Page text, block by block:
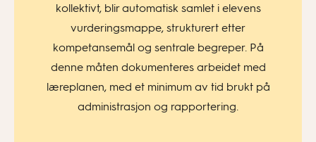
kollektivt, blir automatisk samlet i elevens
vurderingsmappe, strukturert etter
kompetansemål og sentrale begreper. På
denne måten dokumenteres arbeidet med
læreplanen, med et minimum av tid brukt på
administrasjon og rapportering.